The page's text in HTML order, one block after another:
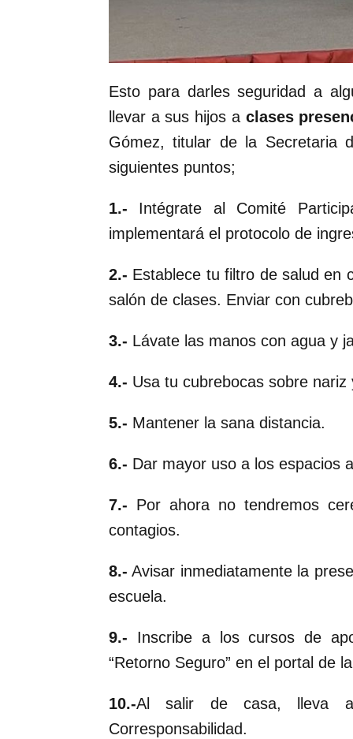
Esto para darles seguridad a
llevar a sus hijos a clases
Gómez, titular de la Secretaria
siguientes puntos;
1.- Intégrate al Comité
implementará el protocolo de
2.- Establece tu filtro de salud en
salón de clases. Enviar con
3.- Lávate las manos con agua y
4.- Usa tu cubrebocas sobre
5.- Mantener la sana distancia.
6.- Dar mayor uso a los espacios
7.- Por ahora no tendremos
contagios.
8.- Avisar inmediatamente la
escuela.
9.- Inscribe a los cursos de
“Retorno Seguro” en el portal de
10.-Al salir de casa, lleva
Corresponsabilidad.